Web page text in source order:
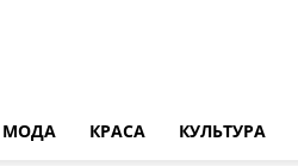
МОДА КРАСА КУЛЬТУРА